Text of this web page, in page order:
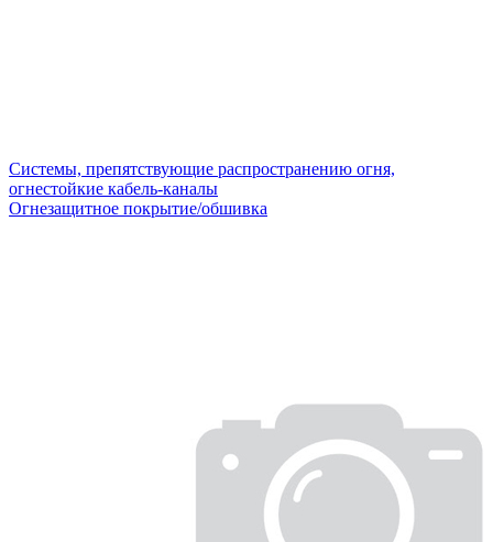
Системы, препятствующие распространению огня,
огнестойкие кабель-каналы
Огнезащитное покрытие/обшивка